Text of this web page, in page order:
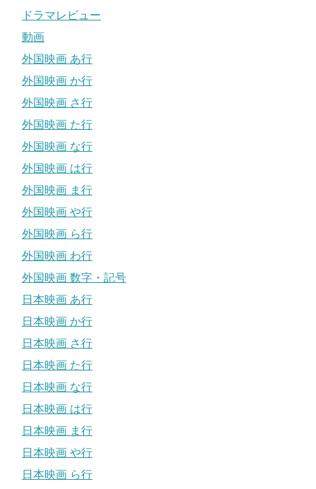
ドラマレビュー
動画
外国映画 あ行
外国映画 か行
外国映画 さ行
外国映画 た行
外国映画 な行
外国映画 は行
外国映画 ま行
外国映画 や行
外国映画 ら行
外国映画 わ行
外国映画 数字・記号
日本映画 あ行
日本映画 か行
日本映画 さ行
日本映画 た行
日本映画 な行
日本映画 は行
日本映画 ま行
日本映画 や行
日本映画 ら行